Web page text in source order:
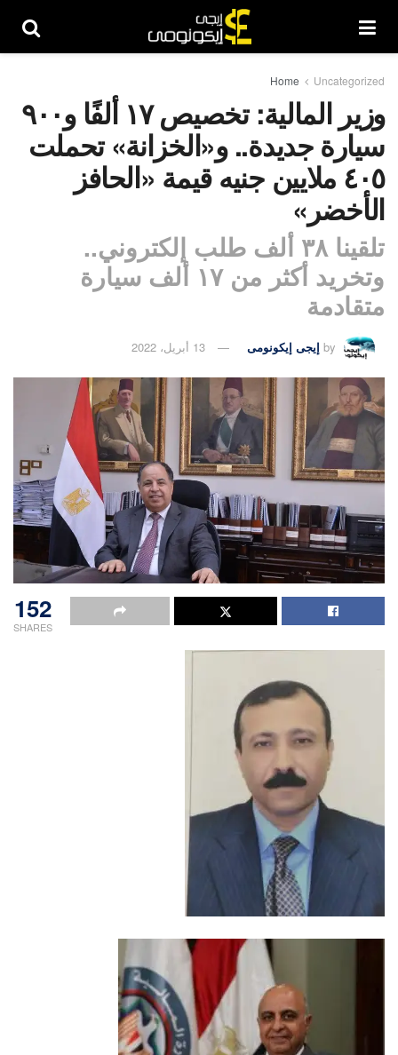
Home Uncategorized
وزير المالية: تخصيص ١٧ ألفًا و٩٠٠
سيارة جديدة.. و«الخزانة» تحملت
٤٠٥ ملايين جنيه قيمة «الحافز
الأخضر»
تلقينا ٣٨ ألف طلب إلكتروني..
وتخريد أكثر من ١٧ ألف سيارة
متقادمة
by إيجى إيكونومى 13 أبريل، 2022
152
SHARES